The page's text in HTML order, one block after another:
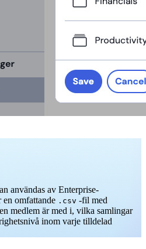
användas av Enterprise-
en omfattande .csv -fil med
medlem är med i, vilka samlingar
inom varje tilldelad